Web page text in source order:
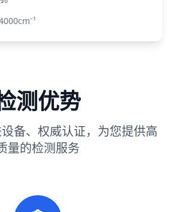
测优势
备、权威认证，为您提供高
量的检测服务